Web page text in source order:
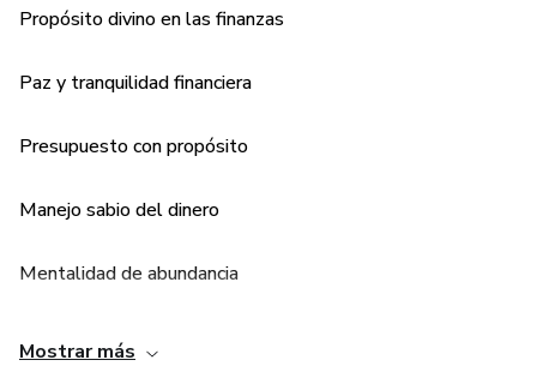
Propósito divino en las finanzas
Paz y tranquilidad financiera
Presupuesto con propósito
Manejo sabio del dinero
Mentalidad de abundancia
Romper con patrones de endeudamiento
Mostrar más